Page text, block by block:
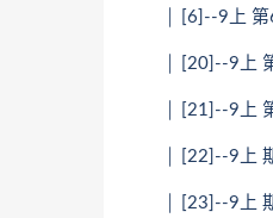
│ [6]--9上 第6
│ [20]--9上 第7
│ [21]--9上 第8
│ [22]--9上 期
│ [23]--9上 期